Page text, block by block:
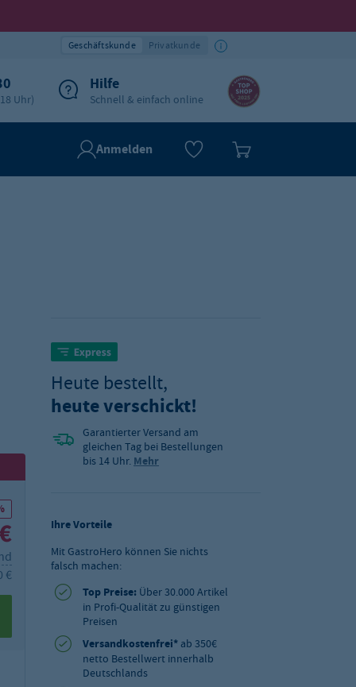
Geschäftskunde Privatkunde
Uhr)
Hilfe
Schnell & einfach online
Anmelden
€
Heute bestellt,
heute verschickt!
Garantierter Versand am
gleichen Tag bei Bestellungen
bis 14 Uhr. Mehr
Ihre Vorteile
Mit GastroHero können Sie nichts
falsch machen:
Top Preise: Über 30.000 Artikel
in Profi-Qualität zu günstigen
Preisen
Versandkostenfrei* ab 350€
netto Bestellwert innerhalb
Deutschlands